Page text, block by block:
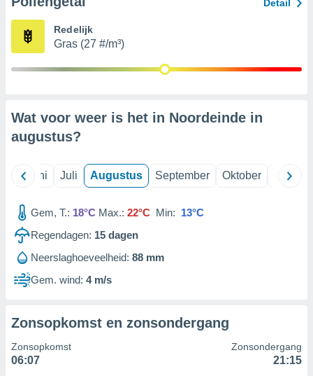
partners
Detail
Redelijk
Gras (27 #/m³)
Wat voor weer is het in Noordeinde in
augustus?
Juni Juli Augustus September Oktober
Gem, T.: 18°C Max.: 22°C Min: 13°C
Regendagen: 15 dagen
Neerslaghoeveelheid: 88 mm
Gem. wind: 4 m/s
Zonsopkomst en zonsondergang
Zonsopkomst
06:07
Zonsondergang
21:15